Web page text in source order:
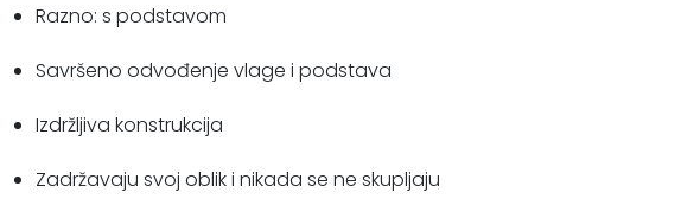
Razno: s podstavom
Savršeno odvođenje vlage i podstava
Izdržljiva konstrukcija
Zadržavaju svoj oblik i nikada se ne skupljaju